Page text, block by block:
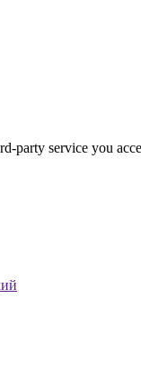
party service you